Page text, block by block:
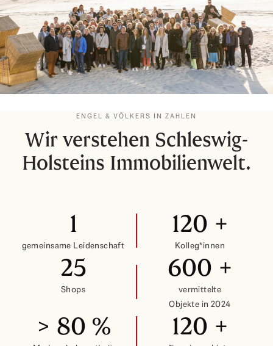
ENGEL & VÖLKERS IN ZAHLEN
Wir verstehen Schleswig-
Holsteins Immobilienwelt.
1
gemeinsame Leidenschaft
120 +
Kolleg*innen
25
Shops
600 +
vermittelte
Objekte in 2024
> 80 % 120 +